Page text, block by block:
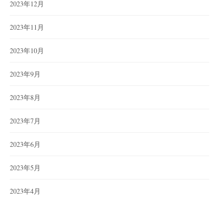
2023年12月
2023年11月
2023年10月
2023年9月
2023年8月
2023年7月
2023年6月
2023年5月
2023年4月